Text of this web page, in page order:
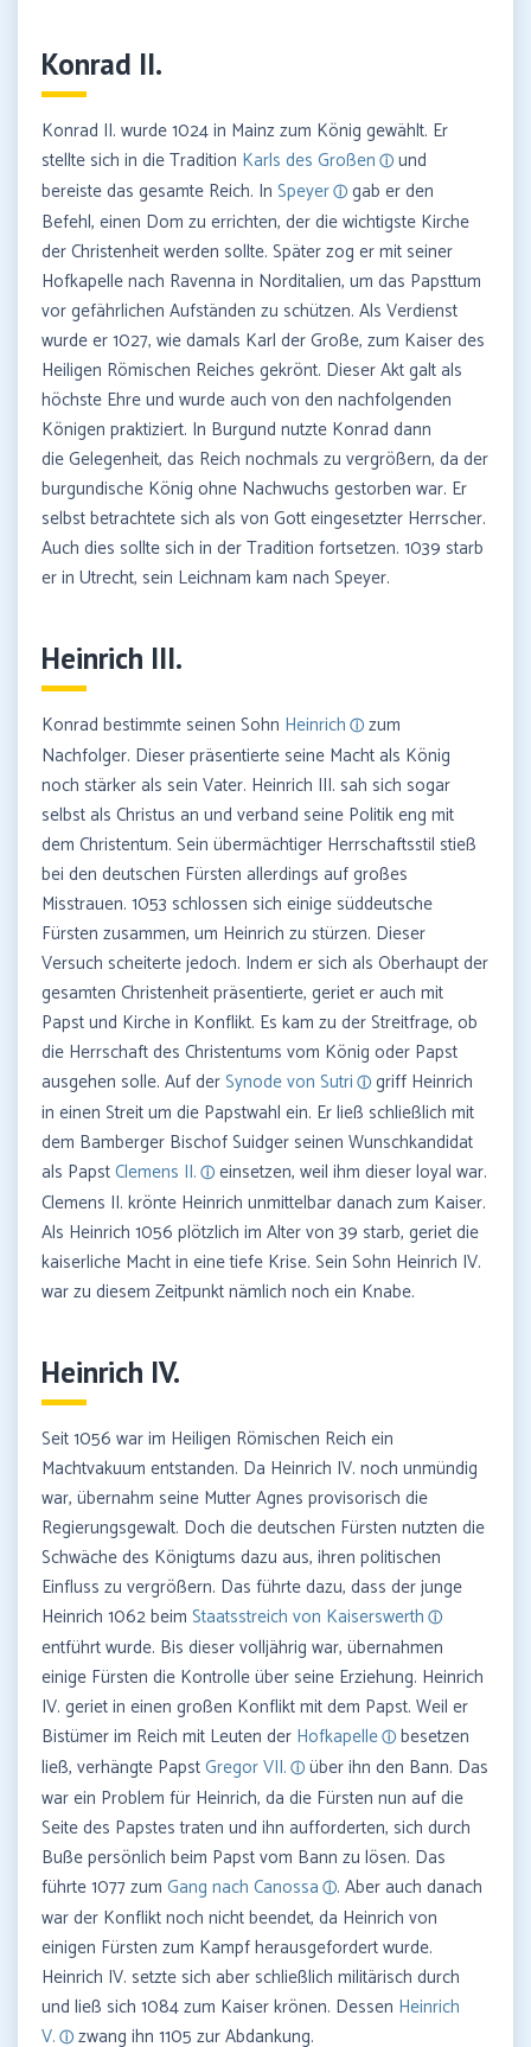
Konrad II.
Konrad II. wurde 1024 in Mainz zum König gewählt. Er
stellte sich in die Tradition Karls des Großen
und
bereiste das gesamte Reich. In Speyer
gab er den
Befehl, einen Dom zu errichten, der die wichtigste Kirche
der Christenheit werden sollte. Später zog er mit seiner
Hofkapelle nach Ravenna in Norditalien, um das Papsttum
vor gefährlichen Aufständen zu schützen. Als Verdienst
wurde er 1027, wie damals Karl der Große, zum Kaiser des
Heiligen Römischen Reiches gekrönt. Dieser Akt galt als
höchste Ehre und wurde auch von den nachfolgenden
Königen praktiziert. In Burgund nutzte Konrad dann
die Gelegenheit, das Reich nochmals zu vergrößern, da der
burgundische König ohne Nachwuchs gestorben war. Er
selbst betrachtete sich als von Gott eingesetzter Herrscher.
Auch dies sollte sich in der Tradition fortsetzen. 1039 starb
er in Utrecht, sein Leichnam kam nach Speyer.
Heinrich III.
Konrad bestimmte seinen Sohn Heinrich
zum
Nachfolger. Dieser präsentierte seine Macht als König
noch stärker als sein Vater. Heinrich III. sah sich sogar
selbst als Christus an und verband seine Politik eng mit
dem Christentum. Sein übermächtiger Herrschaftsstil stieß
bei den deutschen Fürsten allerdings auf großes
Misstrauen. 1053 schlossen sich einige süddeutsche
Fürsten zusammen, um Heinrich zu stürzen. Dieser
Versuch scheiterte jedoch. Indem er sich als Oberhaupt der
gesamten Christenheit präsentierte, geriet er auch mit
Papst und Kirche in Konflikt. Es kam zu der Streitfrage, ob
die Herrschaft des Christentums vom König oder Papst
ausgehen solle. Auf derSynode von Sutri
griff Heinrich
in einen Streit um die Papstwahl ein. Er ließ schließlich mit
dem Bamberger Bischof Suidger seinen Wunschkandidat
als PapstClemens II.
einsetzen, weil ihm dieser loyal war.
Clemens II. krönte Heinrich unmittelbar danach zum Kaiser.
Als Heinrich 1056 plötzlich im Alter von 39 starb, geriet die
kaiserliche Macht in eine tiefe Krise. Sein Sohn Heinrich IV.
war zu diesem Zeitpunkt nämlich noch ein Knabe.
Heinrich IV.
Seit 1056 war im Heiligen Römischen Reich ein
Machtvakuum entstanden. Da Heinrich IV. noch unmündig
war, übernahm seine Mutter Agnes provisorisch die
Regierungsgewalt. Doch die deutschen Fürsten nutzten die
Schwäche des Königtums dazu aus, ihren politischen
Einfluss zu vergrößern. Das führte dazu, dass der junge
Heinrich 1062 beim Staatsstreich von Kaiserswerth
entführt wurde. Bis dieser volljährig war, übernahmen
einige Fürsten die Kontrolle über seine Erziehung. Heinrich
IV. geriet in einen großen Konflikt mit dem Papst. Weil er
Bistümer im Reich mit Leuten der Hofkapelle
besetzen
ließ, verhängte PapstGregor VII.
über ihn den Bann. Das
war ein Problem für Heinrich, da die Fürsten nun auf die
Seite des Papstes traten und ihn aufforderten, sich durch
Buße persönlich beim Papst vom Bann zu lösen. Das
führte 1077 zum Gang nach Canossa
. Aber auch danach
war der Konflikt noch nicht beendet, da Heinrich von
einigen Fürsten zum Kampf herausgefordert wurde.
Heinrich IV. setzte sich aber schließlich militärisch durch
und ließ sich 1084 zum Kaiser krönen. Dessen Heinrich
V.
zwang ihn 1105 zur Abdankung.